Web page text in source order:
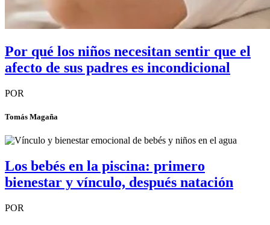
Por qué los niños necesitan sentir que el
afecto de sus padres es incondicional
POR
Tomás Magaña
Los bebés en la piscina: primero
bienestar y vínculo, después natación
POR